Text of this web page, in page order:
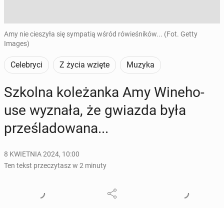
Amy nie cieszyła się sympatią wśród rówieśników... (Fot. Getty
Images)
Celebryci Z życia wzięte Muzyka
Szkolna ko­le­żan­ka Amy Wi­ne­ho­
use wyznała, że gwiazda była
prze­śla­do­wa­na...
8 KWIETNIA 2024, 10:00
Ten tekst przeczytasz w 2 minuty